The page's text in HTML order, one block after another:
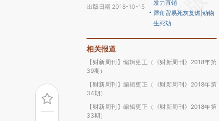
出版日期 2018-10-15
发力直销
犀角贸易死灰复燃|动物
生死劫
相关报道
【财新周刊】编辑更正（《财新周刊》2018年第
39期）
【财新周刊】编辑更正（《财新周刊》2018年第
34期）
【财新周刊】编辑更正（《财新周刊》2018年第
33期）